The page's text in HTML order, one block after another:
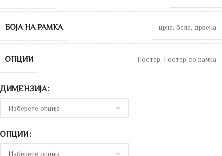
БОЈА НА РАМКА црна, бела, дрвена
ОПЦИИ Постер, Постер со рамка
ДИМЕНЗИЈА
ОПЦИИ